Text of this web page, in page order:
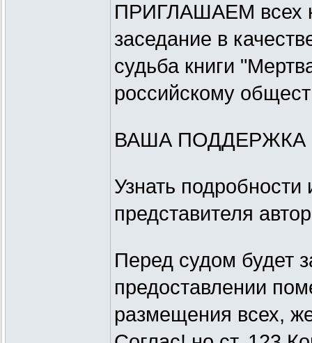
ПРИГЛАШАЕМ всех
заседание в
судьба книги
российскому
ВАША ПОДДЕРЖКА
Узнать подробности
представителя
Перед судом будет
предоставлении
размещения всех,